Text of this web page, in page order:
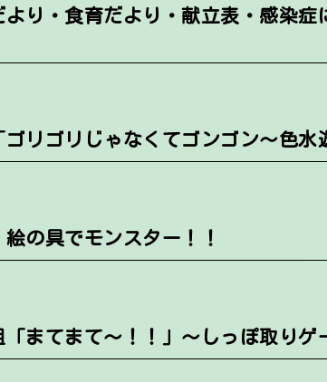
り・食育だより・献立表・感染症
リゴリじゃなくてゴンゴン～色水
の具でモンスター！！
まてまて～！！」～しっぽ取りゲ